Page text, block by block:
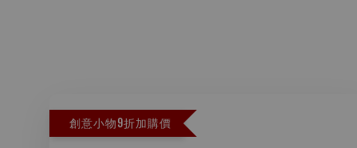
創意小物9折加購價